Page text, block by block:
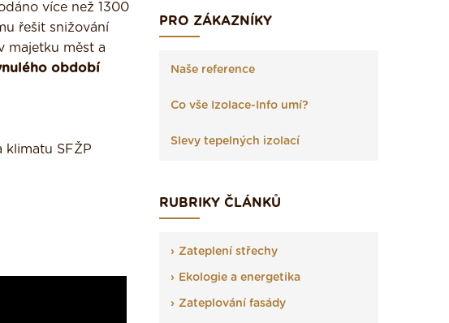
více než 1300
řešit snižování
majetku měst a
období
klimatu SFŽP
PRO ZÁKAZNÍKY
Naše reference
Co vše Izolace-Info umí?
Slevy tepelných izolací
RUBRIKY ČLÁNKŮ
Zateplení střechy
Ekologie a energetika
Zateplování fasády